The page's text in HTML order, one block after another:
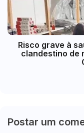
Risco grave à
clandestino de
Postar um